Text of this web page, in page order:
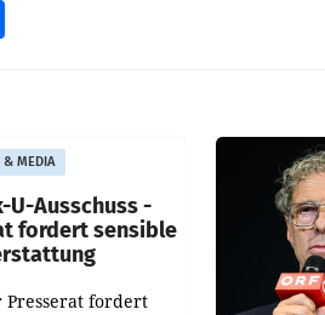
& MEDIA
U-Ausschuss -
fordert sensible
Presserat fordert